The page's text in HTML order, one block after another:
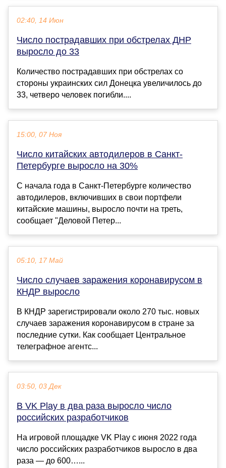
02:40, 14 Июн
Число пострадавших при обстрелах ДНР
выросло до 33
Количество пострадавших при обстрелах со
стороны украинских сил Донецка увеличилось до
33, четверо человек погибли....
15:00, 07 Ноя
Число китайских автодилеров в Санкт-
Петербурге выросло на 30%
С начала года в Санкт-Петербурге количество
автодилеров, включивших в свои портфели
китайские машины, выросло почти на треть,
сообщает "Деловой Петер...
05:10, 17 Май
Число случаев заражения коронавирусом в
КНДР выросло
В КНДР зарегистрировали около 270 тыс. новых
случаев заражения коронавирусом в стране за
последние сутки. Как сообщает Центральное
телеграфное агентс...
03:50, 03 Дек
В VK Play в два раза выросло число
российских разработчиков
На игровой площадке VK Play с июня 2022 года
число российских разработчиков выросло в два
раза — до 600…...